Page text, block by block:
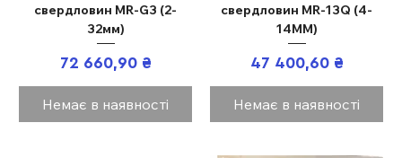
свердловин MR-G3 (2-
32мм)
Ціна
72 660,90 ₴
Немає в наявності
свердловин MR-13Q (4-
14ММ)
Ціна
47 400,60 ₴
Немає в наявності